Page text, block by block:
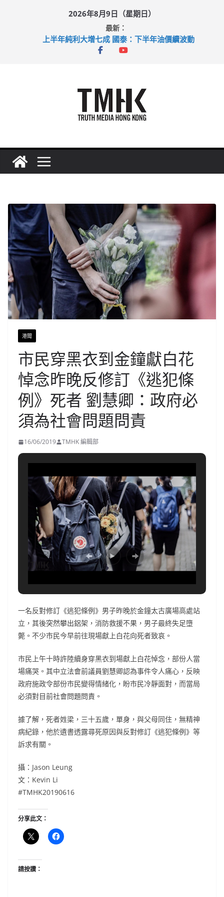
2026年8月9日（星期日）
最新：
上半年純利大增七成 國泰：下半年油價續波動
拜仁熱身賽挫維拉 啟德主場館奪錦標
港聞
市民穿黑衣到金鐘獻白花
悼念昨晚反修訂《逃犯條
例》死者 劉慧卿：政府必
須為社會問題問責
16/06/2019 TMHK 編輯部
一名反對修訂《逃犯條例》男子昨晚於金鐘太古廣場高處站
立，其後突然攀出鋁架，消防救援不果，男子最終失足墮
斃。不少市民今早前往現場獻上白花向死者致哀。
市民上午十時許陸續身穿黑衣到場獻上白花悼念，部份人當
場痛哭。其中立法會前議員劉慧卿認為事件令人痛心，反映
政府施政令部份市民變得情緒化，盼市民冷靜面對，而當局
必須對目前社會問題問責。
據了解，死者姓梁，三十五歲，單身，與父母同住，無精神
病紀錄，他於遺書透露尋死原因與反對修訂《逃犯條例》等
訴求有關。
攝：Jason Leung
文：Kevin Li
#TMHK20190616
分享此文：
請按讚：